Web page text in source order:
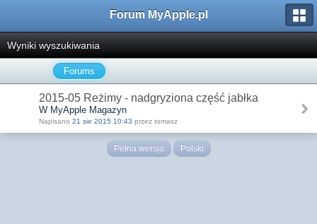
Forum MyApple.pl
Wyniki wyszukiwania
Forums
2015-05 Reżimy - nadgryziona część jabłka
W MyApple Magazyn
Napisano 21 sie 2015 10:43 przez tomasz
Pełna wersja Polski